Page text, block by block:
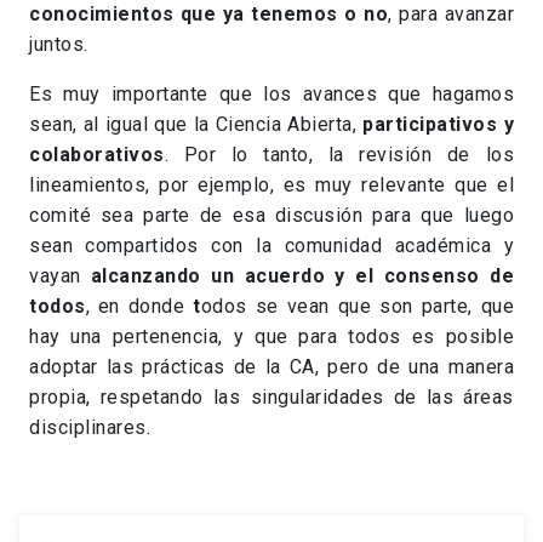
conocimientos que ya tenemos o no, para avanzar
juntos.
Es muy importante que los avances que hagamos
sean, al igual que la Ciencia Abierta, participativos y
colaborativos. Por lo tanto, la revisión de los
lineamientos, por ejemplo, es muy relevante que el
comité sea parte de esa discusión para que luego
sean compartidos con la comunidad académica y
vayan alcanzando un acuerdo y el consenso de
todos, en dondetodos se vean que son parte, que
hay una pertenencia, y que para todos es posible
adoptar las prácticas de la CA, pero de una manera
propia, respetando las singularidades de las áreas
disciplinares.